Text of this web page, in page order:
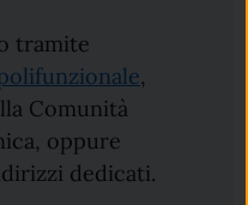
tramite
,
Comunità
oppure
dedicati.